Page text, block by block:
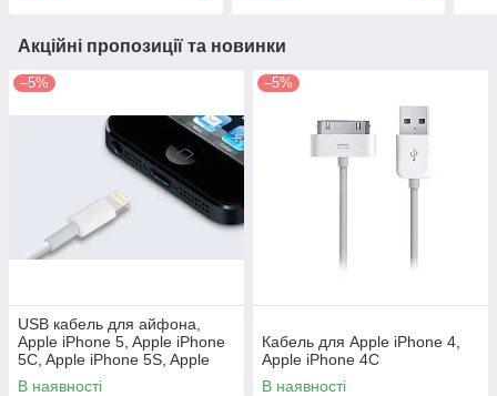
Акційні пропозиції та новинки
–5%
USB кабель для айфона,
Apple iPhone 5, Apple iPhone
5C, Apple iPhone 5S, Apple
iPad 4, Apple iPad mini
В наявності
–5%
Кабель для Apple iPhone 4,
Apple iPhоne 4C
В наявності